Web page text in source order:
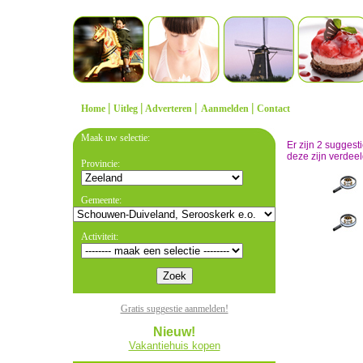
Home | Uitleg | Adverteren | Aanmelden | Contact
Maak uw selectie:
Provincie:
Gemeente:
Activiteit:
Gratis suggestie aanmelden!
Nieuw!
Vakantiehuis kopen
Er zijn 2
deze zijn